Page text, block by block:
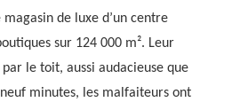
de luxe d’un centre
sur 124 000 m². Leur
le toit, aussi audacieuse que
minutes, les malfaiteurs ont